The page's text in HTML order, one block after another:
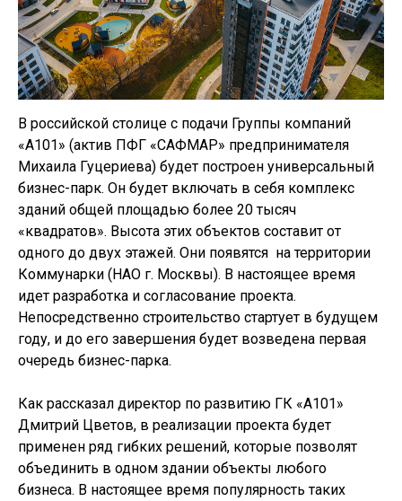
В российской столице с подачи Группы компаний
«А101» (актив ПФГ «САФМАР» предпринимателя
Михаила Гуцериева) будет построен универсальный
бизнес-парк. Он будет включать в себя комплекс
зданий общей площадью более 20 тысяч
«квадратов». Высота этих объектов составит от
одного до двух этажей. Они появятся на территории
Коммунарки (НАО г. Москвы). В настоящее время
идет разработка и согласование проекта.
Непосредственно строительство стартует в будущем
году, и до его завершения будет возведена первая
очередь бизнес-парка.
Как рассказал директор по развитию ГК «А101»
Дмитрий Цветов, в реализации проекта будет
применен ряд гибких решений, которые позволят
объединить в одном здании объекты любого
бизнеса. В настоящее время популярность таких